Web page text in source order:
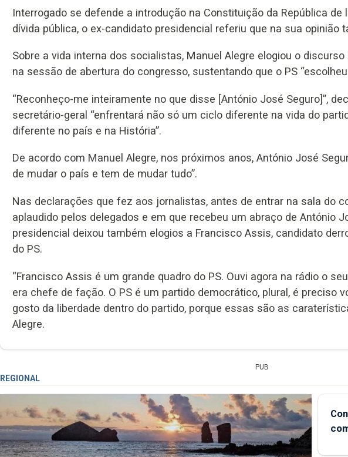
Interrogado se defende a introdução na Constituição da República
dívida pública, o ex-candidato presidencial referiu que na sua opinião
Sobre a vida interna dos socialistas, Manuel Alegre elogiou o
na sessão de abertura do congresso, sustentando que o PS
“Reconheço-me inteiramente no que disse [António José Seguro]”,
secretário-geral “enfrentará não só um ciclo diferente na vida do
diferente no país e na História”.
De acordo com Manuel Alegre, nos próximos anos, António José
de mudar o país e tem de mudar tudo”.
Nas declarações que fez aos jornalistas, antes de entrar na sala do
aplaudido pelos delegados e em que recebeu um abraço de António
presidencial deixou também elogios a Francisco Assis, candidato
do PS.
“Francisco Assis é um grande quadro do PS. Ouvi agora na rádio o
era chefe de fação. O PS é um partido democrático, plural, é preciso
gosto da liberdade dentro do partido, porque essas são as
Alegre.
PUB
REGIONAL